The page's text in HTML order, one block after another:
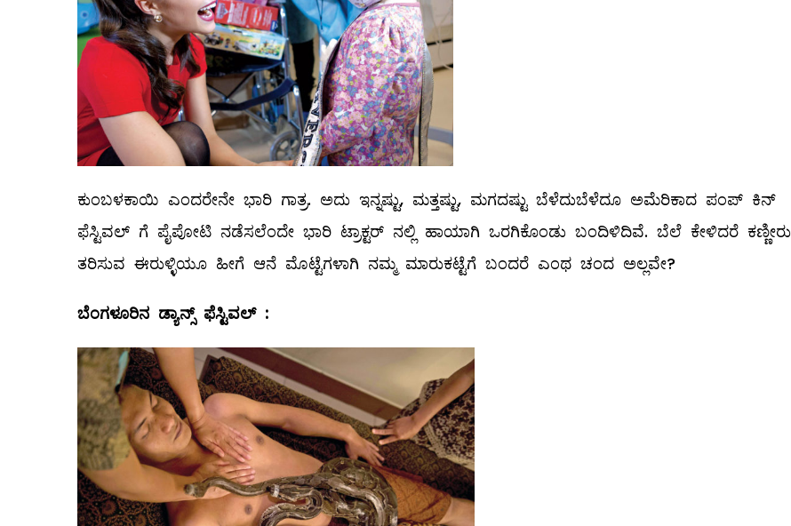
ಕುಂಬಳಕಾಯಿ ಎಂದರೇನೇ ಭಾರಿ ಗಾತ್ರ. ಅದು ಇನ್ನಷ್ಟು, ಮತ್ತಷ್ಟು, ಮಗದಷ್ಟು ಬೆಳೆದುಬೆಳೆದೂ ಅಮೆರಿಕಾದ ಪಂಪ್‌ ಕಿನ್‌
ಫೆಸ್ಟಿವಲ್ ‌ಗೆ ಪೈಪೋಟಿ ನಡೆಸಲೆಂದೇ ಭಾರಿ ಟ್ರಾಕ್ಟರ್‌ ನಲ್ಲಿ ಹಾಯಾಗಿ ಒರಗಿಕೊಂಡು ಬಂದಿಳಿದಿವೆ. ಬೆಲೆ ಕೇಳಿದರೆ ಕಣ್ಣೀರು
ತರಿಸುವ ಈರುಳ್ಳಿಯೂ ಹೀಗೆ ಆನೆ ಮೊಟ್ಟೆಗಳಾಗಿ ನಮ್ಮ ಮಾರುಕಟ್ಟೆಗೆ ಬಂದರೆ ಎಂಥ ಚಂದ ಅಲ್ಲವೇ?
ಬೆಂಗಳೂರಿನ ಡ್ಯಾನ್ಸ್ ಫೆಸ್ಟಿವಲ್ ‌: